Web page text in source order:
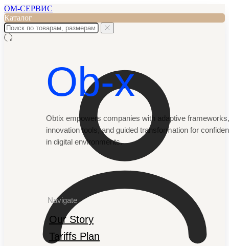
ОМ-СЕРВИС
Каталог
Ob-x
Obtix empowers companies with adaptive
innovation tools, and guided transformation for
in digital environments.
Navigate
Our Story
Tariffs Plan